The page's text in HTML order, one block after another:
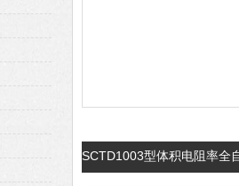
SCTD1003型体积电阻率全